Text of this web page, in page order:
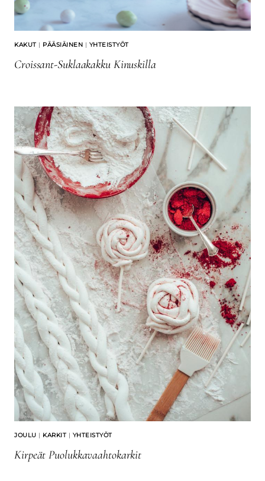
KAKUT | PÄÄSIÄINEN | YHTEISTYÖT
Croissant-Suklaakakku Kinuskilla
JOULU | KARKIT | YHTEISTYÖT
Kirpeät Puolukkavaahtokarkit